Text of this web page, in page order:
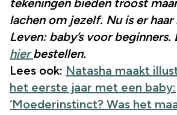
tekeningen bieden troost
lachen om jezelf. Nu is er
Leven: baby’s voor
hierbestellen.
Lees ook: Natasha maakt
het eerste jaar met een baby:
‘Moederinstinct? Was het